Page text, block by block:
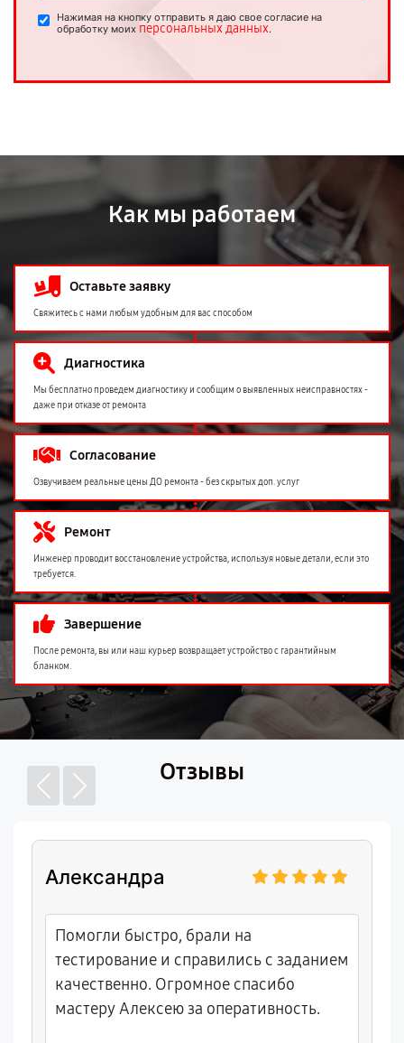
Нажимая на кнопку отправить я даю свое согласие на
обработку моих персональных данных.
Как мы работаем
Оставьте заявку
Свяжитесь с нами любым удобным для вас способом
Диагностика
Мы бесплатно проведем диагностику и сообщим о выявленных неисправностях -
даже при отказе от ремонта
Согласование
Озвучиваем реальные цены ДО ремонта - без скрытых доп. услуг
Ремонт
Инженер проводит восстановление устройства, используя новые детали, если это
требуется.
Завершение
После ремонта, вы или наш курьер возвращает устройство с гарантийным
бланком.
Отзывы
Александра
Помогли быстро, брали на
тестирование и справились с заданием
качественно. Огромное спасибо
мастеру Алексею за оперативность.